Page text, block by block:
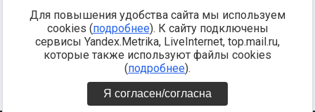
Арестантское уголовное единство, Башкорт, Нация и свобода, W.H.С., Фалунь
Дафа, Иртыш Ultras, Русский Патриотический клуб-Новокузнецк/РПК,
Сибирский державный союз, Фонд борьбы с коррупцией, Фонд защиты прав
граждан, Штабы Навального, Совет граждан СССР Прикубанского округа г.
Краснодара
https://minjust.gov.ru/ru/documents/7822/
Для повышения удобства сайта мы используем
cookies (подробнее). К сайту подключены
сервисы Yandex.Metrika, LiveInternet, top.mail.ru,
которые также используют файлы cookies
(подробнее).
Я согласен/согласна